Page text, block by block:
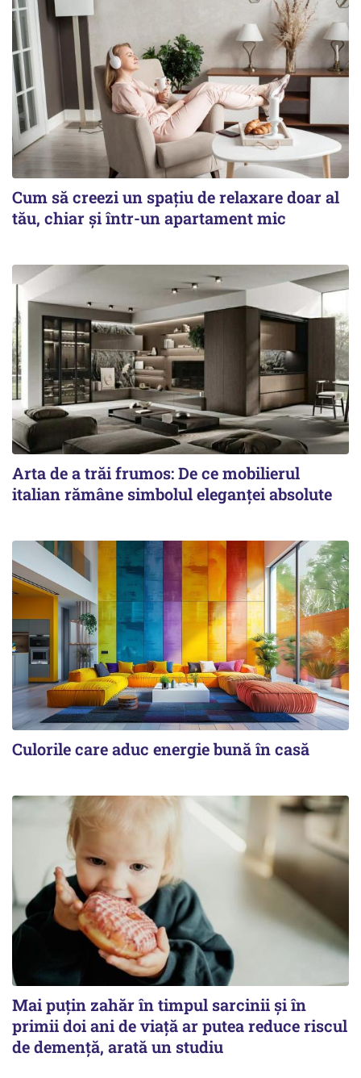
Cum să creezi un spațiu de relaxare doar al
tău, chiar și într-un apartament mic
Arta de a trăi frumos: De ce mobilierul
italian rămâne simbolul eleganței absolute
Culorile care aduc energie bună în casă
Mai puțin zahăr în timpul sarcinii și în
primii doi ani de viață ar putea reduce riscul
de demență, arată un studiu